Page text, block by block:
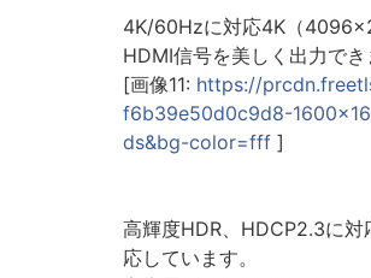
4K/60Hzに対応4K（
HDMI信号を美しく出力でき
[画像11: https://
f6b39e50d0c9d8-
ds&bg-color=fff ]
高輝度HDR、HDCP2.3に
応しています。